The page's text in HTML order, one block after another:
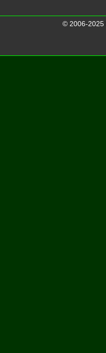
© 2006-2025